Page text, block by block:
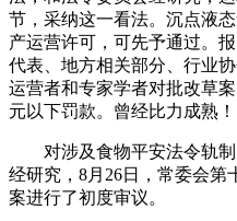
节，采纳这一看法。沉点液
产运营许可，可先予通过。
代表、地方相关部分、行业
运营者和专家学者对批改草
元以下罚款。曾经比力成熟！
对涉及食物平安法令轨制
经研究，8月26日，常委会第
案进行了初度审议。